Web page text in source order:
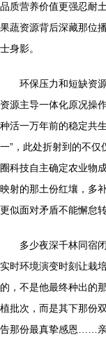
品质营养价值更强忍耐
果蔬资源背后深藏那位
士身影。
环保压力和短缺资
资源主导一体化原况操
种活一万年前的稳定共
一”，此处折射到的不
圈科技自主确定农业物
映射的那土份红壤，多
更似面对矛盾不能懈怠
多少夜深千林同宿
实时环境演变时刻让栽
的，不是他最终种出的
植批次，而是其下那份
告那份最真挚感恩……亲